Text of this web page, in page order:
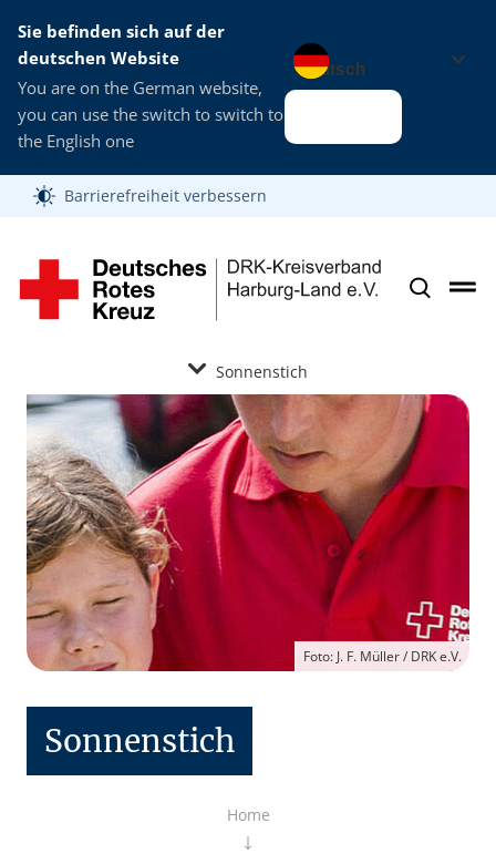
Sie befinden sich auf der
deutschen Website
You are on the German website,
you can use the switch to switch to
the English one
Sprache wechseln zu
Barrierefreiheit verbessern
Sonnenstich
Foto: J. F. Müller / DRK e.V.
Sonnenstich
Home